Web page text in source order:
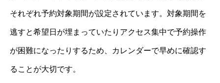
それぞれ予約対象期間が設定されています。対象期間を
逃すと希望日が埋まっていたりアクセス集中で予約操作
が困難になったりするため、カレンダーで早めに確認す
ることが大切です。